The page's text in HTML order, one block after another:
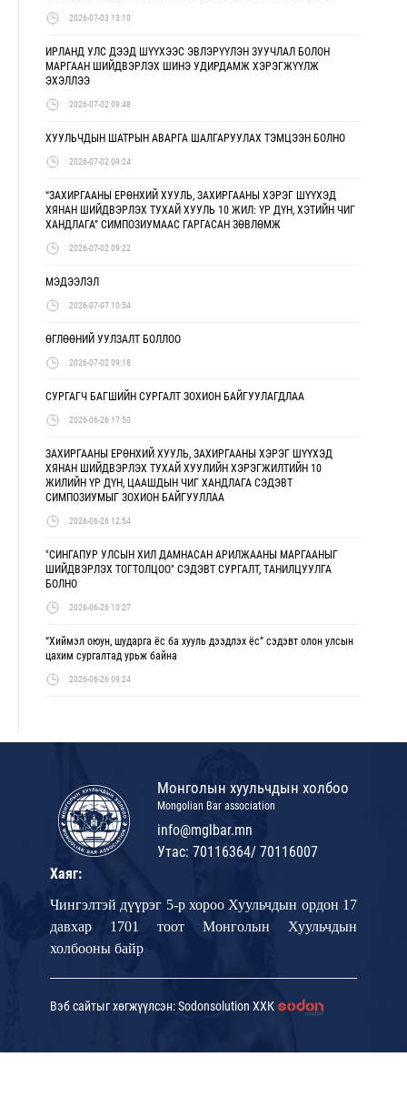
2026-07-03 13:10
ИРЛАНД УЛС ДЭЭД ШҮҮХЭЭС ЭВЛЭРҮҮЛЭН ЗУУЧЛАЛ БОЛОН
МАРГААН ШИЙДВЭРЛЭХ ШИНЭ УДИРДАМЖ ХЭРЭГЖҮҮЛЖ
ЭХЭЛЛЭЭ
2026-07-02 09:48
ХУУЛЬЧДЫН ШАТРЫН АВАРГА ШАЛГАРУУЛАХ ТЭМЦЭЭН БОЛНО
2026-07-02 09:24
“ЗАХИРГААНЫ ЕРӨНХИЙ ХУУЛЬ, ЗАХИРГААНЫ ХЭРЭГ ШҮҮХЭД
ХЯНАН ШИЙДВЭРЛЭХ ТУХАЙ ХУУЛЬ 10 ЖИЛ: ҮР ДҮН, ХЭТИЙН ЧИГ
ХАНДЛАГА” СИМПОЗИУМААС ГАРГАСАН ЗӨВЛӨМЖ
2026-07-02 09:22
МЭДЭЭЛЭЛ
2026-07-07 10:54
ӨГЛӨӨНИЙ УУЛЗАЛТ БОЛЛОО
2026-07-02 09:18
СУРГАГЧ БАГШИЙН СУРГАЛТ ЗОХИОН БАЙГУУЛАГДЛАА
2026-06-26 17:50
ЗАХИРГААНЫ ЕРӨНХИЙ ХУУЛЬ, ЗАХИРГААНЫ ХЭРЭГ ШҮҮХЭД
ХЯНАН ШИЙДВЭРЛЭХ ТУХАЙ ХУУЛИЙН ХЭРЭГЖИЛТИЙН 10
ЖИЛИЙН ҮР ДҮН, ЦААШДЫН ЧИГ ХАНДЛАГА СЭДЭВТ
СИМПОЗИУМЫГ ЗОХИОН БАЙГУУЛЛАА
2026-06-26 12:54
"СИНГАПУР УЛСЫН ХИЛ ДАМНАСАН АРИЛЖААНЫ МАРГААНЫГ
ШИЙДВЭРЛЭХ ТОГТОЛЦОО" СЭДЭВТ СУРГАЛТ, ТАНИЛЦУУЛГА
БОЛНО
2026-06-26 10:27
“Хиймэл оюун, шударга ёс ба хууль дээдлэх ёс” сэдэвт олон улсын
цахим сургалтад урьж байна
2026-06-26 09:24
Монголын хуульчдын холбоо
Mongolian Bar association
info@mglbar.mn
Утас: 70116364/ 70116007
Хаяг:
Чингэлтэй дүүрэг 5-р хороо Хуульчдын ордон 17
давхар 1701 тоот Монголын Хуульчдын
холбооны байр
Вэб сайтыг хөгжүүлсэн: Sodonsolution ХХК